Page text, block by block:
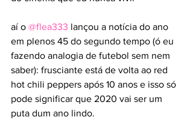
aí o @flea333 lançou a notícia do ano
em plenos 45 do segundo tempo (ó eu
fazendo analogia de futebol sem nem
saber): frusciante está de volta ao red
hot chili peppers após 10 anos e isso só
pode significar que 2020 vai ser um
puta dum ano lindo.